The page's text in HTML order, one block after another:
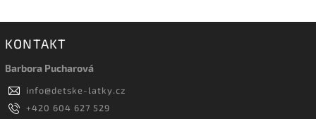
KONTAKT
Barbora Pucharová
info@detske-latky.cz
+420 604 627 529